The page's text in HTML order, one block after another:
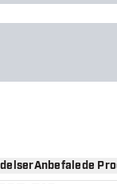
Anbefalede